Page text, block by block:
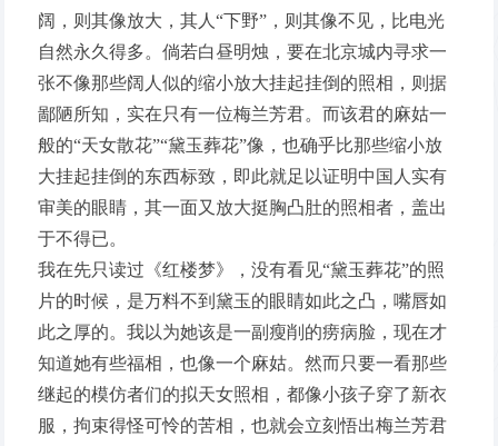
阔，则其像放大，其人“下野”，则其像不见，比电光
自然永久得多。倘若白昼明烛，要在北京城内寻求一
张不像那些阔人似的缩小放大挂起挂倒的照相，则据
鄙陋所知，实在只有一位梅兰芳君。而该君的麻姑一
般的“天女散花”“黛玉葬花”像，也确乎比那些缩小放
大挂起挂倒的东西标致，即此就足以证明中国人实有
审美的眼睛，其一面又放大挺胸凸肚的照相者，盖出
于不得已。
我在先只读过《红楼梦》，没有看见“黛玉葬花”的照
片的时候，是万料不到黛玉的眼睛如此之凸，嘴唇如
此之厚的。我以为她该是一副瘦削的痨病脸，现在才
知道她有些福相，也像一个麻姑。然而只要一看那些
继起的模仿者们的拟天女照相，都像小孩子穿了新衣
服，拘束得怪可怜的苦相，也就会立刻悟出梅兰芳君